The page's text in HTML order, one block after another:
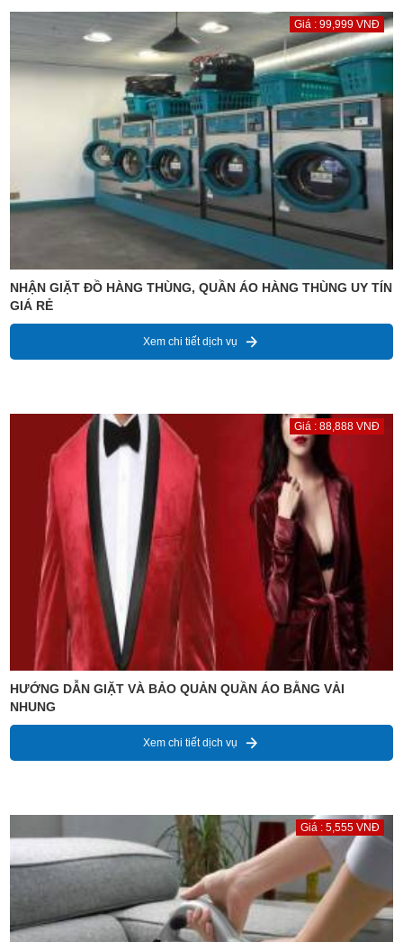
Giá : 99,999 VNĐ
NHẬN GIẶT ĐỒ HÀNG THÙNG, QUẦN ÁO HÀNG THÙNG UY TÍN
GIÁ RẺ
Xem chi tiết dịch vụ
Giá : 88,888 VNĐ
HƯỚNG DẪN GIẶT VÀ BẢO QUẢN QUẦN ÁO BẰNG VẢI
NHUNG
Xem chi tiết dịch vụ
Giá : 5,555 VNĐ